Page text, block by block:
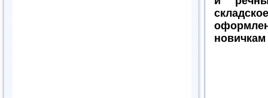
новичкам